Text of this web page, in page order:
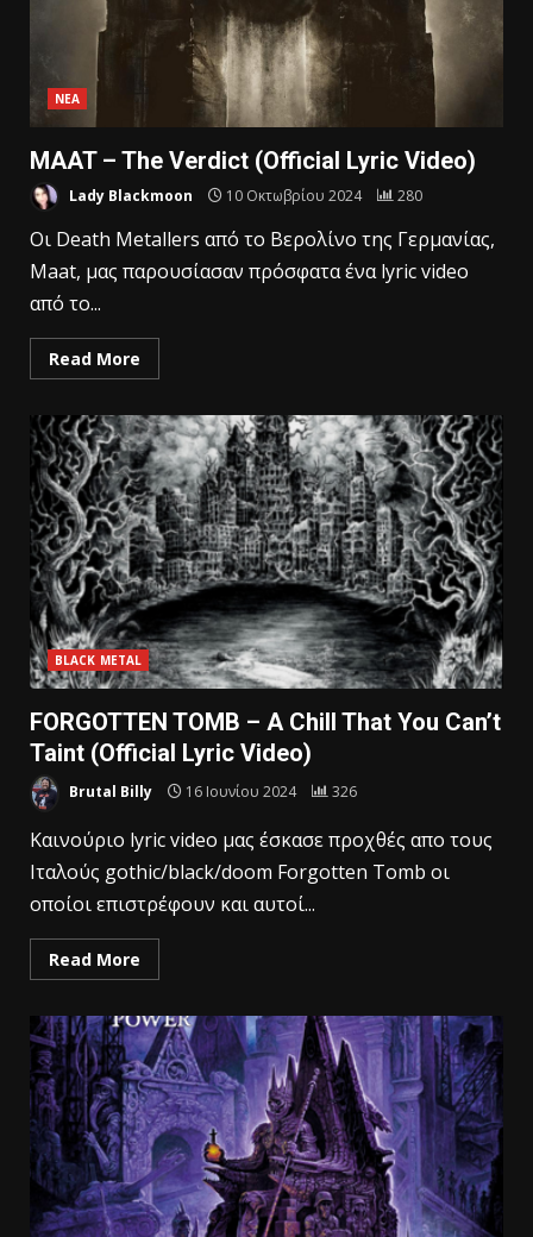
ΝΕΑ
MAAT – The Verdict (Official Lyric Video)
Lady Blackmoon 10 Οκτωβρίου 2024 280
Οι Death Metallers από το Βερολίνο της Γερμανίας,
Maat, μας παρουσίασαν πρόσφατα ένα lyric video
από το...
Read More
BLACK METAL
FORGOTTEN TOMB – A Chill That You Can’t
Taint (Official Lyric Video)
Brutal Billy 16 Ιουνίου 2024 326
Kαινούριο lyric video μας έσκασε προχθές απο τους
Ιταλούς gothic/black/doom Forgotten Tomb οι
οποίοι επιστρέφουν και αυτοί...
Read More